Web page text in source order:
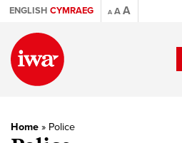
ENGLISH CYMRAEG A AA
Home » Police